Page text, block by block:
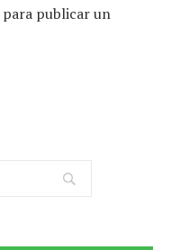
para publicar un